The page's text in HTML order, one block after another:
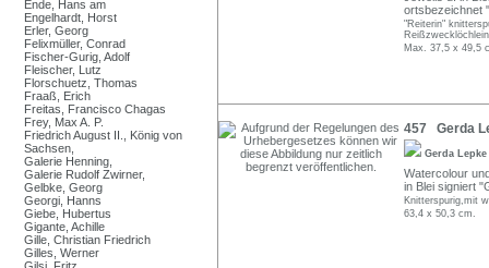
Ende, Hans am
Engelhardt, Horst
Erler, Georg
Felixmüller, Conrad
Fischer-Gurig, Adolf
Fleischer, Lutz
Florschuetz, Thomas
Fraaß, Erich
Freitas, Francisco Chagas
Frey, Max A. P.
Friedrich August II., König von
Sachsen,
Galerie Henning,
Galerie Rudolf Zwirner,
Gelbke, Georg
Georgi, Hanns
Giebe, Hubertus
Gigante, Achille
Gille, Christian Friedrich
Gilles, Werner
ortsbezeichnet
"Reiterin"
Max. 37,5 x 49,5
457 Gerda
Gerda Lepke
Watercolour
in Blei signiert
Knitterspurig,mit
63,4 x 50,3 cm.